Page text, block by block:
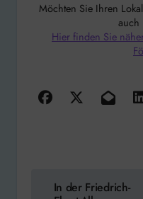
Möchten Sie Ihren
auch
Hier finden Sie
Beitragsnavigation
In der Friedrich-